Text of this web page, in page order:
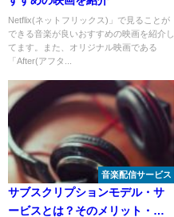
Netflix(ネットフリックス)」で見ることが
できる音楽が良いおすすめの映画を紹介し
てます。また、オリジナル映画である
「After(アフタ...
音楽配信サービス
サブスクリプションモデル・サ
ービスとは？そのメリット・デ